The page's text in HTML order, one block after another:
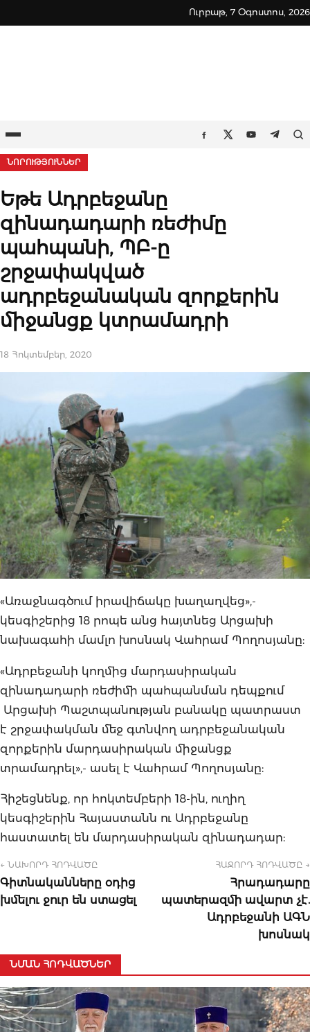
to
Ուրբաթ, 7 Օգոստոս, 2026
Ընտրացանկ Facebook
TwitterYoutube
ՆՈՐՈՒԹՅՈՒՆՆԵՐ
Եթե Ադրբեջանը
զինադադարի ռեժիմը
պահպանի, ՊԲ-ը
շրջափակված
ադրբեջանական զորքերին
միջանցք կտրամադրի
18 Հոկտեմբեր, 2020
«Առաջնագծում իրավիճակը խաղաղվեց»,-
կեսգիշերից 18 րոպե անց հայտնեց Արցախի
նախագահի մամլո խոսնակ Վահրամ Պողոսյանը:
«Ադրբեջանի կողմից մարդասիրական
զինադադարի ռեժիմի պահպանման դեպքում
Արցախի Պաշտպանության բանակը պատրաստ
է շրջափակման մեջ գտնվող ադրբեջանական
զորքերին մարդասիրական միջանցք
տրամադրել»,- ասել է Վահրամ Պողոսյանը:
Հիշեցնենք, որ հոկտեմբերի 18-ին, ուղիղ
կեսգիշերին Հայաստանն ու Ադրբեջանը
հաստատել են մարդասիրական զինադադար:
← ՆԱԽՈՐԴ ՀՈԴՎԱԾԸ
Գիտնականները օդից
խմելու ջուր են ստացել
ՀԱՋՈՐԴ ՀՈԴՎԱԾԸ →
Հրադադարը
պատերազմի ավարտ չէ.
Ադրբեջանի ԱԳՆ
խոսնակ
ՆՄԱՆ ՀՈԴՎԱԾՆԵՐ